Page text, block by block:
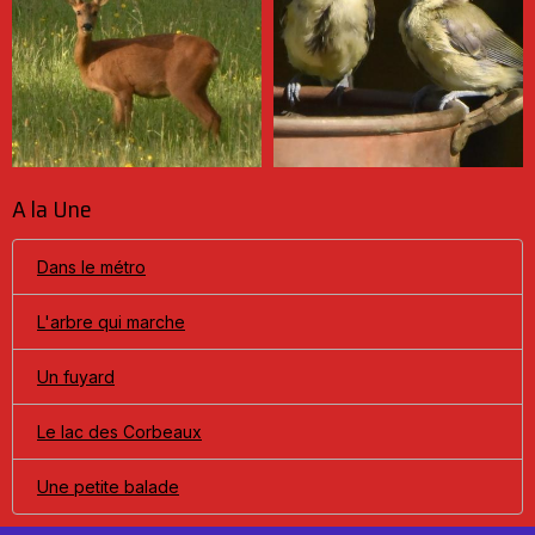
A la Une
Dans le métro
L'arbre qui marche
Un fuyard
Le lac des Corbeaux
Une petite balade